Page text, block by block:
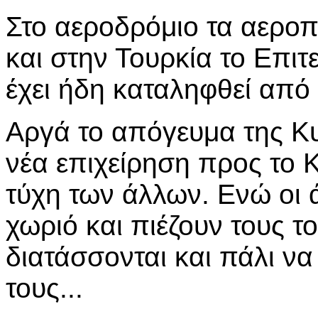
Στο αεροδρόμιο τα
και στην Τουρκία το
έχει ήδη καταληφθεί από
Αργά το απόγευμα της
νέα επιχείρηση προς το
τύχη των άλλων. Ενώ οι
χωριό και πιέζουν τους
διατάσσονται και πάλι
τους...